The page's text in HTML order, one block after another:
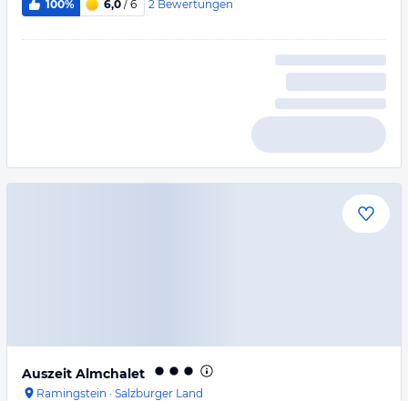
100% 6,0 / 6 2 Bewertungen
Auszeit Almchalet
Ramingstein · Salzburger Land